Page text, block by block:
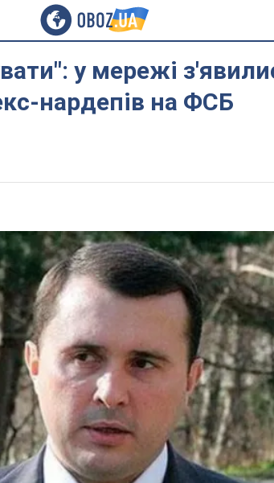
у мережі
нардепів на ФСБ